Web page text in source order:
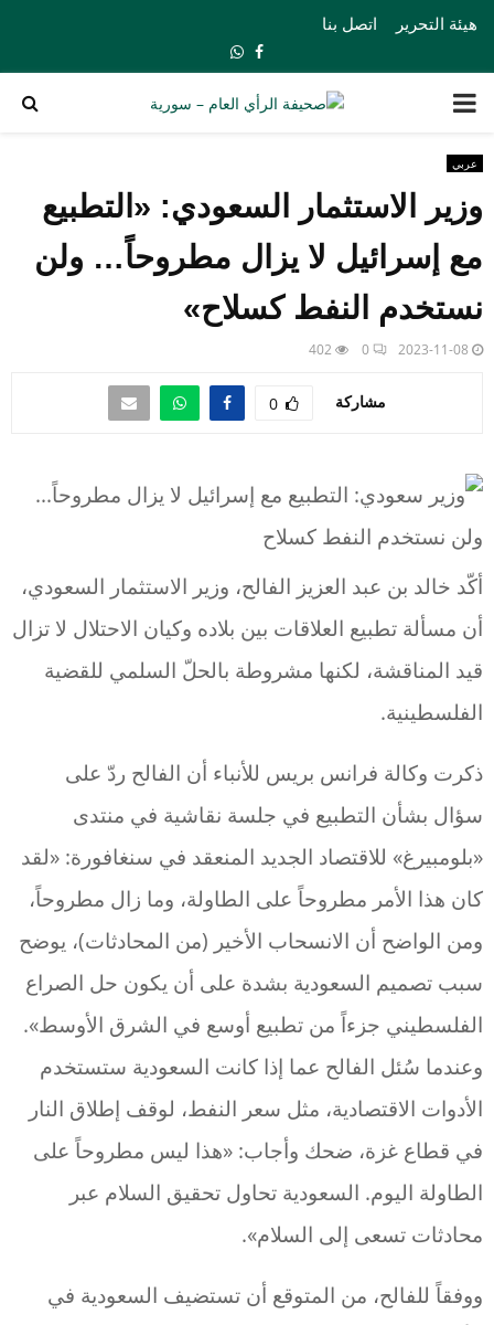
هيئة التحرير اتصل بنا
Facebook
Whatsapp
PRIMARY
MENU
عربي
وزير الاستثمار السعودي: «التطبيع
مع إسرائيل لا يزال مطروحاً… ولن
نستخدم النفط كسلاح»
2023-11-08
0
402
مشاركة 0
أكّد خالد بن عبد العزيز الفالح، وزير الاستثمار السعودي،
أن مسألة تطبيع العلاقات بين بلاده وكيان الاحتلال لا تزال
قيد المناقشة، لكنها مشروطة بالحلّ السلمي للقضية
الفلسطينية.
ذكرت وكالة فرانس بريس للأنباء أن الفالح ردّ على
سؤال بشأن التطبيع في جلسة نقاشية في منتدى
«بلومبيرغ» للاقتصاد الجديد المنعقد في سنغافورة: «لقد
كان هذا الأمر مطروحاً على الطاولة، وما زال مطروحاً،
ومن الواضح أن الانسحاب الأخير (من المحادثات)، يوضح
سبب تصميم السعودية بشدة على أن يكون حل الصراع
الفلسطيني جزءاً من تطبيع أوسع في الشرق الأوسط».
وعندما سُئل الفالح عما إذا كانت السعودية ستستخدم
الأدوات الاقتصادية، مثل سعر النفط، لوقف إطلاق النار
في قطاع غزة، ضحك وأجاب: «هذا ليس مطروحاً على
الطاولة اليوم. السعودية تحاول تحقيق السلام عبر
محادثات تسعى إلى السلام».
ووفقاً للفالح، من المتوقع أن تستضيف السعودية في